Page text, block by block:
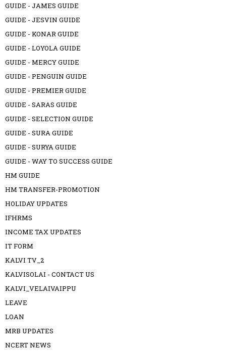
GUIDE - JAMES GUIDE
GUIDE - JESVIN GUIDE
GUIDE - KONAR GUIDE
GUIDE - LOYOLA GUIDE
GUIDE - MERCY GUIDE
GUIDE - PENGUIN GUIDE
GUIDE - PREMIER GUIDE
GUIDE - SARAS GUIDE
GUIDE - SELECTION GUIDE
GUIDE - SURA GUIDE
GUIDE - SURYA GUIDE
GUIDE - WAY TO SUCCESS GUIDE
HM GUIDE
HM TRANSFER-PROMOTION
HOLIDAY UPDATES
IFHRMS
INCOME TAX UPDATES
IT FORM
KALVI TV_2
KALVISOLAI - CONTACT US
KALVI_VELAIVAIPPU
LEAVE
LOAN
MRB UPDATES
NCERT NEWS